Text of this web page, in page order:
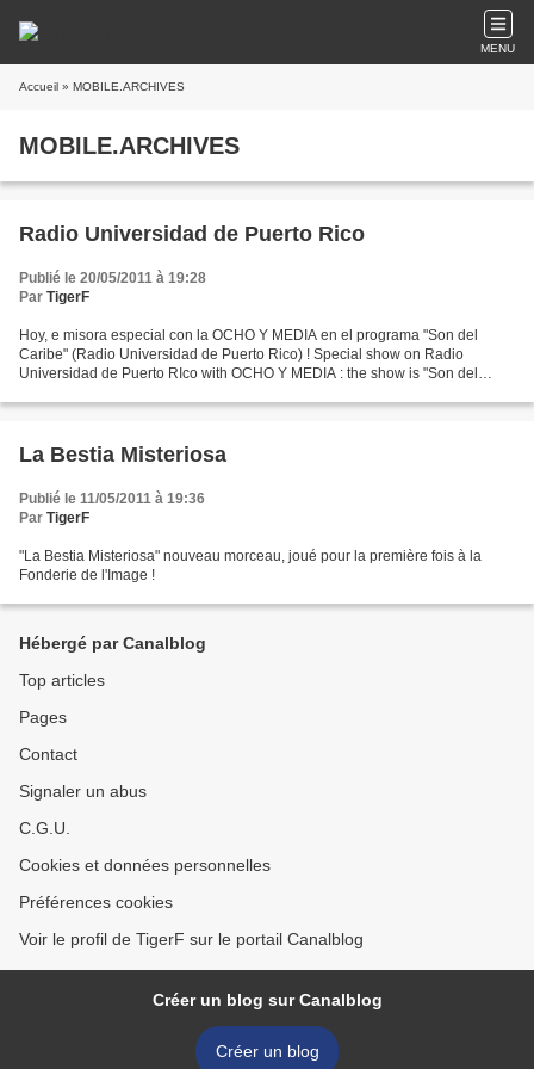
MENU
Accueil » MOBILE.ARCHIVES
MOBILE.ARCHIVES
Radio Universidad de Puerto Rico
Publié le 20/05/2011 à 19:28
Par TigerF
Hoy, e misora especial con la OCHO Y MEDIA en el programa "Son del
Caribe" (Radio Universidad de Puerto Rico) ! Special show on Radio
Universidad de Puerto RIco with OCHO Y MEDIA : the show is "Son del
La Bestia Misteriosa
Publié le 11/05/2011 à 19:36
Par TigerF
"La Bestia Misteriosa" nouveau morceau, joué pour la première fois à la
Fonderie de l'Image !
Hébergé par Canalblog
Top articles
Pages
Contact
Signaler un abus
C.G.U.
Cookies et données personnelles
Préférences cookies
Voir le profil de TigerF sur le portail Canalblog
Créer un blog sur Canalblog
Créer un blog